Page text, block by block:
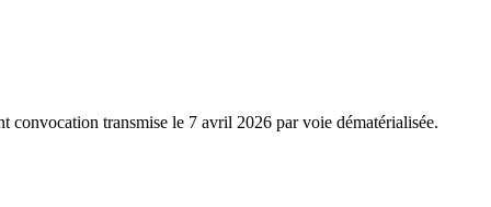
transmise le 7 avril 2026 par voie dématérialisée.